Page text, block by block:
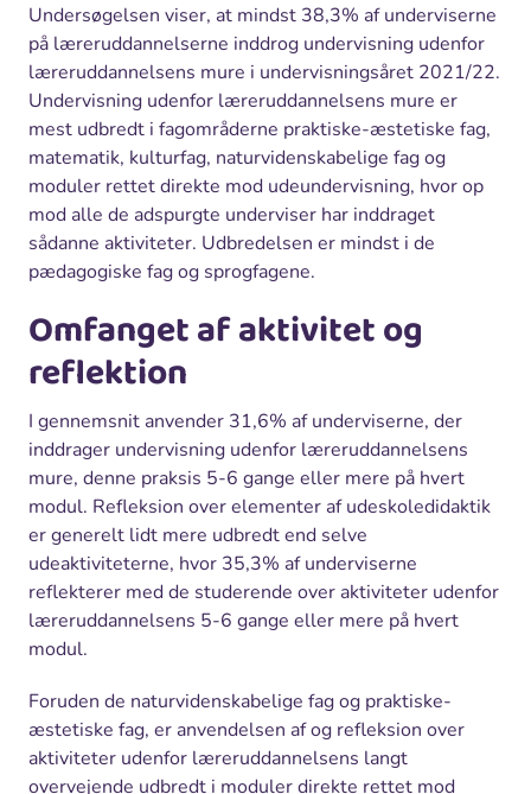
Undersøgelsen viser, at mindst 38,3% af underviserne
på læreruddannelserne inddrog undervisning udenfor
læreruddannelsens mure i undervisningsåret 2021/22.
Undervisning udenfor læreruddannelsens mure er
mest udbredt i fagområderne praktiske-æstetiske fag,
matematik, kulturfag, naturvidenskabelige fag og
moduler rettet direkte mod udeundervisning, hvor op
mod alle de adspurgte underviser har inddraget
sådanne aktiviteter. Udbredelsen er mindst i de
pædagogiske fag og sprogfagene.
Omfanget af aktivitet og
reflektion
I gennemsnit anvender 31,6% af underviserne, der
inddrager undervisning udenfor læreruddannelsens
mure, denne praksis 5-6 gange eller mere på hvert
modul. Refleksion over elementer af udeskoledidaktik
er generelt lidt mere udbredt end selve
udeaktiviteterne, hvor 35,3% af underviserne
reflekterer med de studerende over aktiviteter udenfor
læreruddannelsens 5-6 gange eller mere på hvert
modul.
Foruden de naturvidenskabelige fag og praktiske-
æstetiske fag, er anvendelsen af og refleksion over
aktiviteter udenfor læreruddannelsens langt
overvejende udbredt i moduler direkte rettet mod